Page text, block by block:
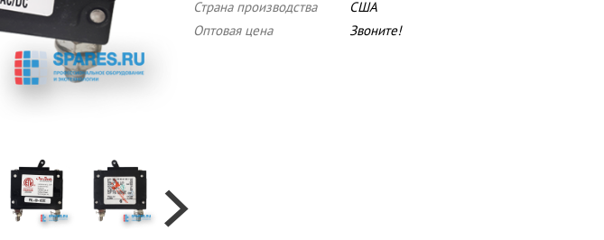
Страна производства
США
Оптовая цена
Звоните!